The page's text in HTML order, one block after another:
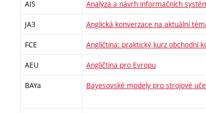
AIS Analýza a návrh informačních
JA3 Anglická konverzace na aktuální
FCE Angličtina: praktický kurz obchodní
AEU Angličtina pro Evropu
BAYa Bayesovské modely pro strojové